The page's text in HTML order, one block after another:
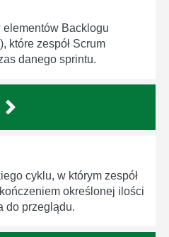
Backlogu
które zespół Scrum
danego sprintu.
cyklu, w którym zespół
określonej ilości
do przeglądu.